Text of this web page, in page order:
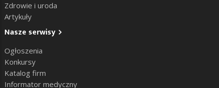
Zdrowie i uroda
Artykuły
Nasze serwisy
Ogłoszenia
Konkursy
Katalog firm
Informator medyczny